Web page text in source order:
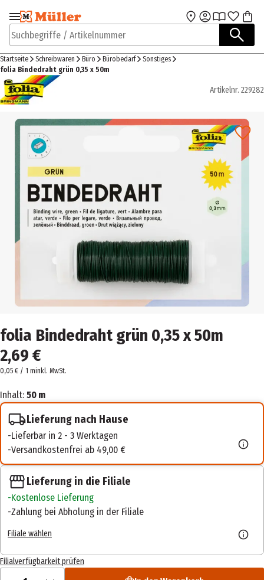
Zur Navigation
springen
Zum Hauptinhalt
Suchbegriffe / Artikelnummer
Startseite Schreibwaren Büro Bürobedarf
Sonstiges
folia Bindedraht grün 0,35 x 50m
Artikelnr. 229282
folia Bindedraht grün 0,35 x 50m
2,69 €
0,05 € / 1 minkl. MwSt.
Inhalt: 50 m
Lieferung nach Hause
Lieferbar in 2 - 3 Werktagen
Versandkostenfrei ab 49,00 €
Lieferung in die Filiale
Kostenlose Lieferung
Zahlung bei Abholung in der Filiale
Filiale wählen
Filialverfügbarkeit prüfen